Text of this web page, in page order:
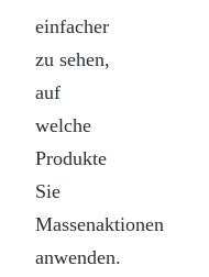
einfacher
zu sehen,
auf
welche
Produkte
Sie
Massenaktionen
anwenden.